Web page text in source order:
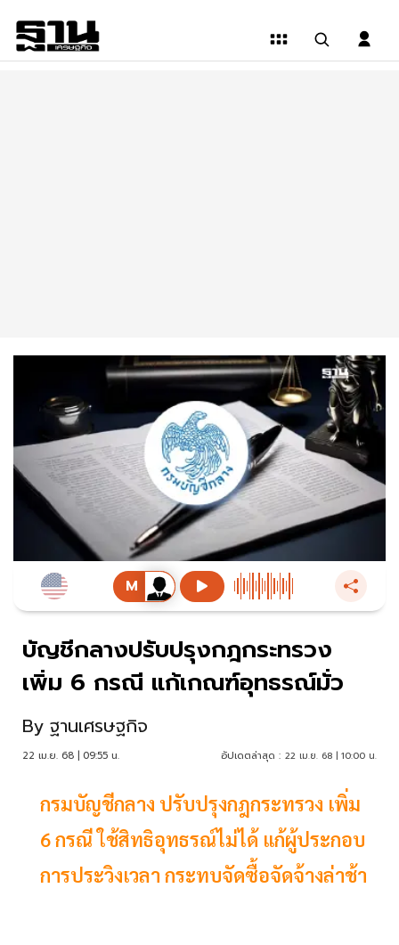
บัญชีกลางปรับปรุงกฎกระทรวง
เพิ่ม 6 กรณี แก้เกณฑ์อุทธรณ์มั่ว
By ฐานเศรษฐกิจ
22 เม.ย. 68 | 09:55 น. อัปเดตล่าสุด : 22 เม.ย. 68 | 10:00 น.
กรมบัญชีกลาง ปรับปรุงกฎกระทรวง เพิ่ม
6 กรณี ใช้สิทธิอุทธรณ์ไม่ได้ แก้ผู้ประกอบ
การประวิงเวลา กระทบจัดซื้อจัดจ้างล่าช้า